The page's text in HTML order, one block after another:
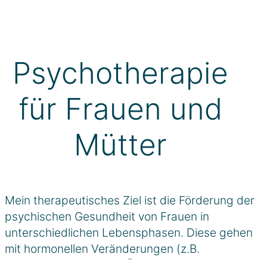
Psychotherapie
für Frauen und
Mütter
Mein therapeutisches Ziel ist die Förderung der
psychischen Gesundheit von Frauen in
unterschiedlichen Lebensphasen. Diese gehen
mit hormonellen Veränderungen (z.B.